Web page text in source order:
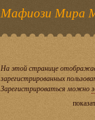
Мафиози Мира
На этой странице
зарегистрированных
Зарегистрироваться можно